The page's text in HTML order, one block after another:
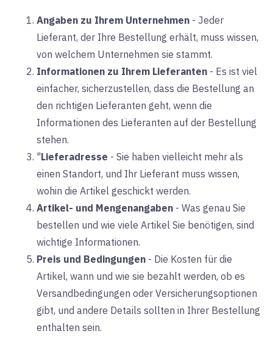
Angaben zu Ihrem Unternehmen - Jeder
Lieferant, der Ihre Bestellung erhält, muss wissen,
von welchem Unternehmen sie stammt.
Informationen zu Ihrem Lieferanten - Es ist viel
einfacher, sicherzustellen, dass die Bestellung an
den richtigen Lieferanten geht, wenn die
Informationen des Lieferanten auf der Bestellung
stehen.
"Lieferadresse - Sie haben vielleicht mehr als
einen Standort, und Ihr Lieferant muss wissen,
wohin die Artikel geschickt werden.
Artikel- und Mengenangaben - Was genau Sie
bestellen und wie viele Artikel Sie benötigen, sind
wichtige Informationen.
Preis und Bedingungen - Die Kosten für die
Artikel, wann und wie sie bezahlt werden, ob es
Versandbedingungen oder Versicherungsoptionen
gibt, und andere Details sollten in Ihrer Bestellung
enthalten sein.